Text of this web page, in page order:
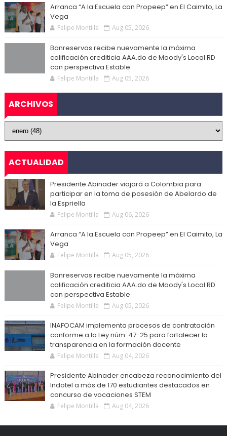
Arranca “A la Escuela con Propeep” en El Caimito, La
Vega
Felipe Montilla Aug 05, 2026
Banreservas recibe nuevamente la máxima
calificación crediticia AAA.do de Moody's Local RD
con perspectiva Estable
Felipe Montilla Aug 05, 2026
ARCHIVOS
ACTUALIDAD
Presidente Abinader viajará a Colombia para
participar en la toma de posesión de Abelardo de
la Espriella
Felipe Montilla Aug 06, 2026
Arranca “A la Escuela con Propeep” en El Caimito, La
Vega
Felipe Montilla Aug 05, 2026
Banreservas recibe nuevamente la máxima
calificación crediticia AAA.do de Moody's Local RD
con perspectiva Estable
Felipe Montilla Aug 05, 2026
INAFOCAM implementa procesos de contratación
conforme a la Ley núm. 47-25 para fortalecer la
transparencia en la formación docente
Felipe Montilla Aug 04, 2026
Presidente Abinader encabeza reconocimiento del
Indotel a más de 170 estudiantes destacados en
concurso de vocaciones STEM
Felipe Montilla Aug 04, 2026